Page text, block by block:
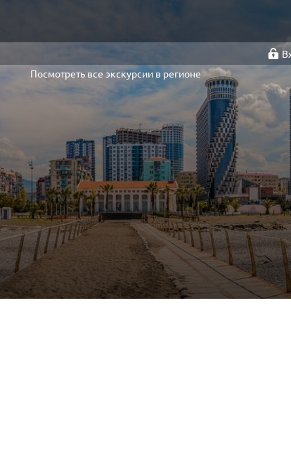
Посмотреть все экскурсии в регионе